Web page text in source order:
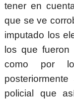
tener en
que se ve
imputado los
los que
como por
policial que